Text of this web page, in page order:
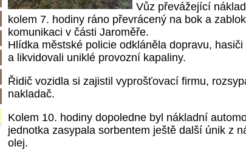
Vůz převážející
kolem 7. hodiny ráno převrácený na bok a
komunikaci v části Jaroměře.
Hlídka městské policie odkláněla dopravu,
a likvidovali uniklé provozní kapaliny.
Řidič vozidla si zajistil vyprošťovací firmu,
nakladač.
Kolem 10. hodiny dopoledne byl nákladní
jednotka zasypala sorbentem ještě další únik z
olej.